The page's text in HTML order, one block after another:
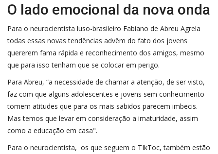
O lado emocional da nova onda
Para o neurocientista luso-brasileiro Fabiano de Abreu Agrela
todas essas novas tendências advêm do fato dos jovens
quererem fama rápida e reconhecimento dos amigos, mesmo
que para isso tenham que se colocar em perigo.
Para Abreu, “a necessidade de chamar a atenção, de ser visto,
faz com que alguns adolescentes e jovens sem conhecimento
tomem atitudes que para os mais sabidos parecem imbecis.
Mas temos que levar em consideração a imaturidade, assim
como a educação em casa".
Para o neurocientista, os que seguem o TIkToc, também estão